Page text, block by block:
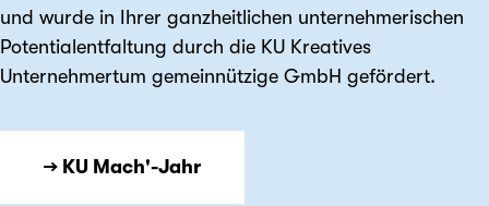
und wurde in Ihrer ganzheitlichen unternehmerischen
Potentialentfaltung durch die KU Kreatives
Unternehmertum gemeinnützige GmbH gefördert.
→ KU Mach'-Jahr